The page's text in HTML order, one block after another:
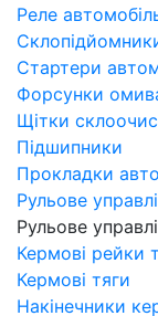
Реле
Стартери
Форсунки
Щітки
Підшипники
Прокладки
Рульове
Рульове
Кермові рейки
Кермові тяги
Накінечники